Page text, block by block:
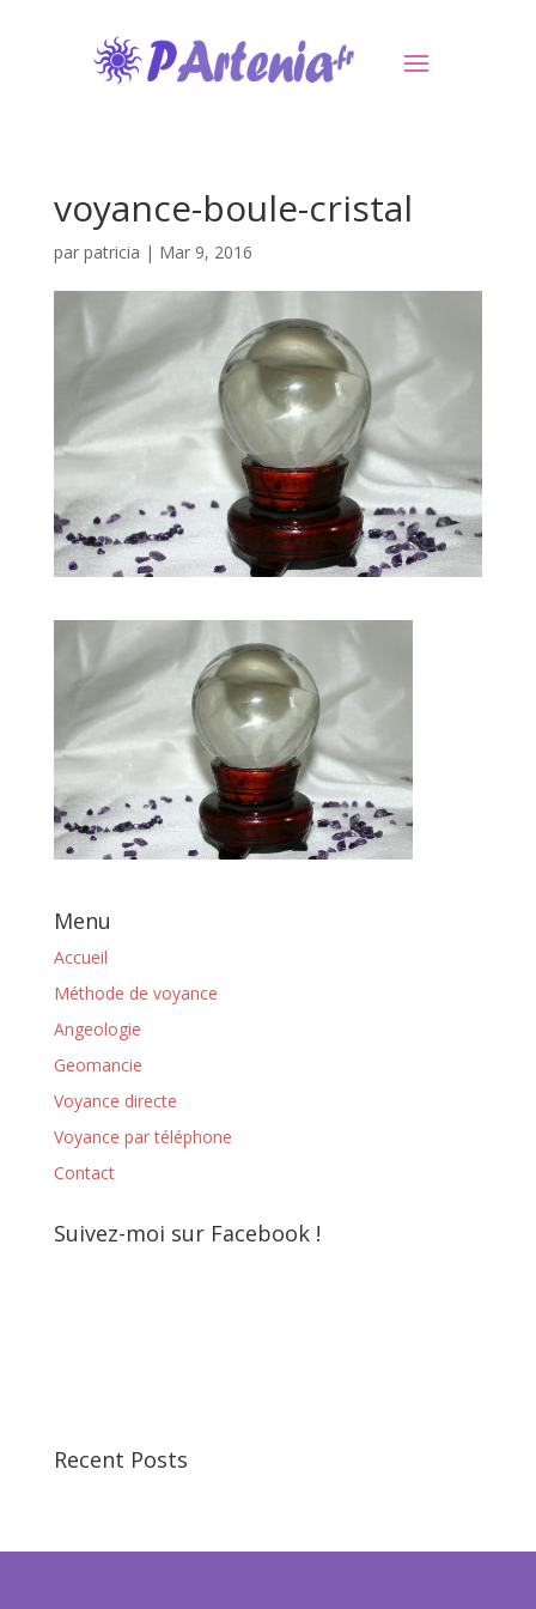
voyance-boule-cristal
par patricia | Mar 9, 2016
Menu
Accueil
Méthode de voyance
Angeologie
Geomancie
Voyance directe
Voyance par téléphone
Contact
Suivez-moi sur Facebook !
Recent Posts